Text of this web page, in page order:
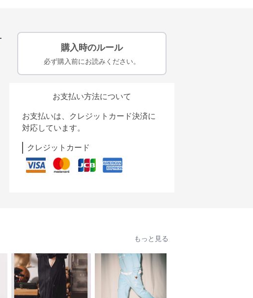
購入時のルール
必ず購入前にお読みください。
お支払い方法について
お支払いは、クレジットカード決済に
対応しています。
クレジットカード
もっと見る